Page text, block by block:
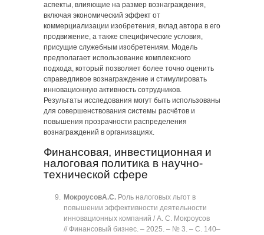
аспекты, влияющие на размер вознаграждения,
включая экономический эффект от
коммерциализации изобретения, вклад автора в его
продвижение, а также специфические условия,
присущие служебным изобретениям. Модель
предполагает использование комплексного
подхода, который позволяет более точно оценить
справедливое вознаграждение и стимулировать
инновационную активность сотрудников.
Результаты исследования могут быть использованы
для совершенствования системы расчётов и
повышения прозрачности распределения
вознаграждений в организациях.
Финансовая, инвестиционная и
налоговая политика в научно-
технической сфере
МокроусовА.С. Роль налоговых льгот в
повышении эффективности деятельности
инновационных компаний / А. С. Мокроусов
// Финансовый бизнес. ‒ 2025. ‒ № 3. ‒ C. 140‒